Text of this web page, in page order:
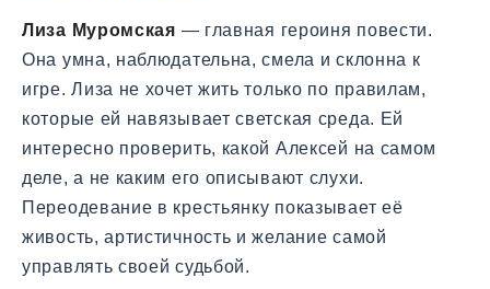
Лиза Муромская — главная героиня повести.
Она умна, наблюдательна, смела и склонна к
игре. Лиза не хочет жить только по правилам,
которые ей навязывает светская среда. Ей
интересно проверить, какой Алексей на самом
деле, а не каким его описывают слухи.
Переодевание в крестьянку показывает её
живость, артистичность и желание самой
управлять своей судьбой.